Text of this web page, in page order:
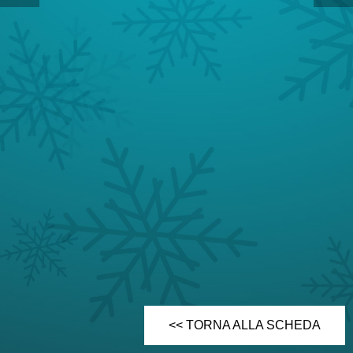
<< TORNA ALLA SCHEDA